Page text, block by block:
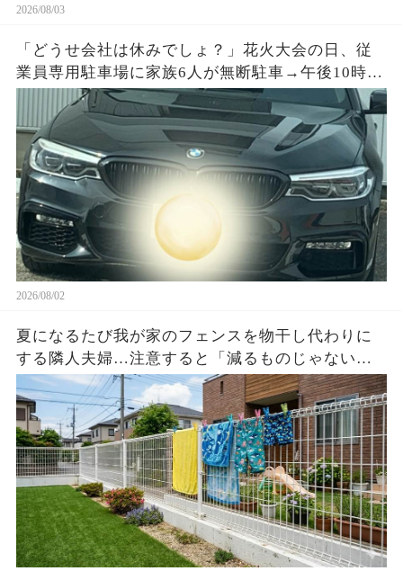
2026/08/03
「どうせ会社は休みでしょ？」花火大会の日、従
業員専用駐車場に家族6人が無断駐車→午後10時、
施錠されたゲートと防犯カメラ映像を見て絶句…
2026/08/02
夏になるたび我が家のフェンスを物干し代わりに
する隣人夫婦…注意すると「減るものじゃない」
と逆ギレ→濡れた洗濯物3枚と時刻入り映像を見せ
た瞬間…